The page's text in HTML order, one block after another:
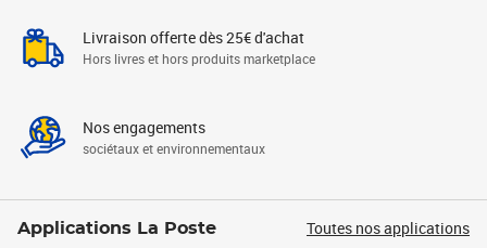
Livraison offerte dès 25€ d'achat
Hors livres et hors produits marketplace
Nos engagements
sociétaux et environnementaux
Applications La Poste Toutes nos applications